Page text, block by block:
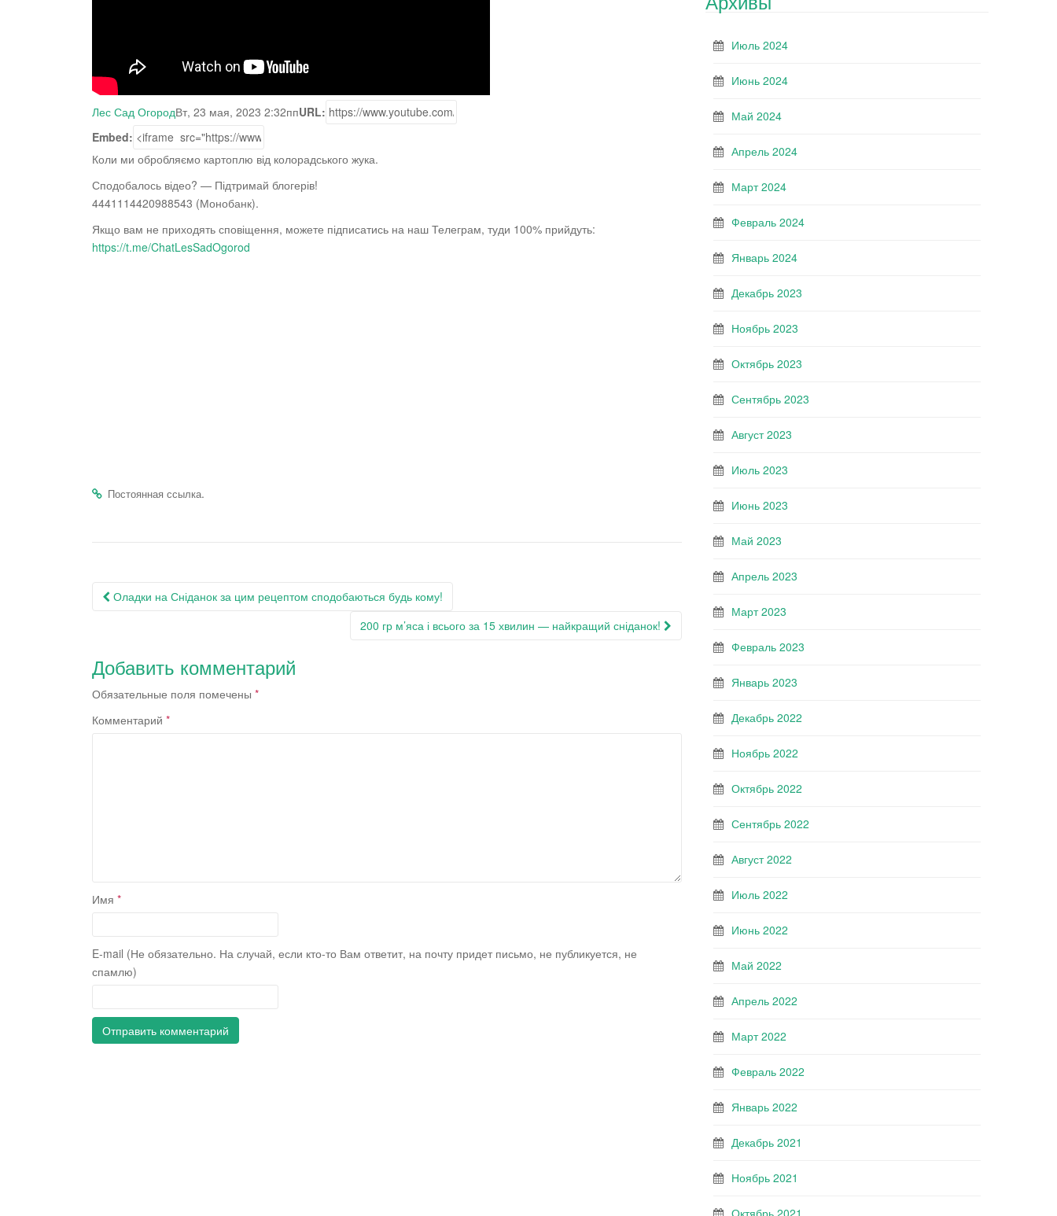
Лес Сад ОгородВт, 23 мая, 2023 2:32ппURL:
Embed:
Коли ми обробляємо картоплю від колорадського жука.
Сподобалось відео? — Підтримай блогерів!
4441114420988543 (Монобанк).
Якщо вам не приходять сповіщення, можете підписатись на наш Телеграм, туди 100% прийдуть:
https://t.me/ChatLesSadOgorod
Постоянная ссылка.
Навигация
Оладки на Сніданок за цим рецептом сподобаються будь кому!
200 гр м’яса і всього за 15 хвилин — найкращий сніданок!
Добавить комментарий
Обязательные поля помечены *
Комментарий *
Имя *
E-mail (Не обязательно. На случай, если кто-то Вам ответит, на почту придет письмо, не публикуется, не
спамлю)
Июль 2024
Июнь 2024
Май 2024
Апрель 2024
Март 2024
Февраль 2024
Январь 2024
Декабрь 2023
Ноябрь 2023
Октябрь 2023
Сентябрь 2023
Август 2023
Июль 2023
Июнь 2023
Май 2023
Апрель 2023
Март 2023
Февраль 2023
Январь 2023
Декабрь 2022
Ноябрь 2022
Октябрь 2022
Сентябрь 2022
Август 2022
Июль 2022
Июнь 2022
Май 2022
Апрель 2022
Март 2022
Февраль 2022
Январь 2022
Декабрь 2021
Ноябрь 2021
Октябрь 2021